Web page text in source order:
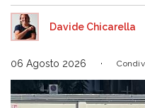
Davide Chicarella
06 Agosto 2026